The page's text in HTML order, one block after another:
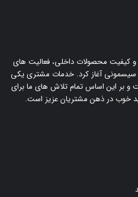
کیفیت محصولات داخلی، فعالیت های
سیسمونی آغاز کرد. خدمات مشتری یکی
و بر این اساس تمام تلاش های ما برای
خوب در ذهن مشتریان عزیز است.